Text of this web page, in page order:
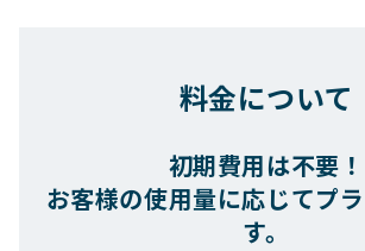
料金について
初期費用は不要！
お客様の使用量に応じてプ
す。